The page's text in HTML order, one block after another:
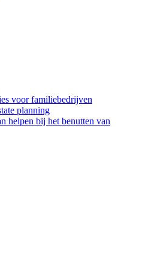
voor familiebedrijven
planning
helpen bij het benutten van